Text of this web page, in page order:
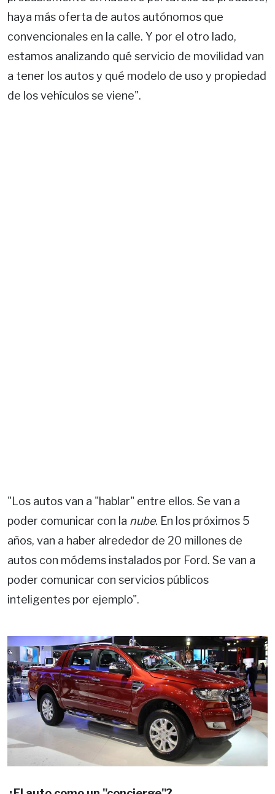
haya más oferta de autos autónomos que
convencionales en la calle. Y por el otro lado,
estamos analizando qué servicio de movilidad van
a tener los autos y qué modelo de uso y propiedad
de los vehículos se viene".
"Los autos van a "hablar" entre ellos. Se van a
poder comunicar con la nube. En los próximos 5
años, van a haber alrededor de 20 millones de
autos con módems instalados por Ford. Se van a
poder comunicar con servicios públicos
inteligentes por ejemplo".